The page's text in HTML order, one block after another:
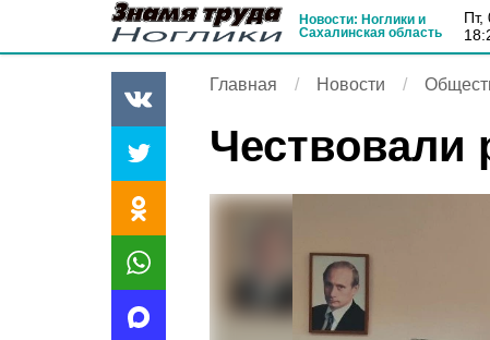
Новости: Ноглики и
Сахалинская область
Главная Новости